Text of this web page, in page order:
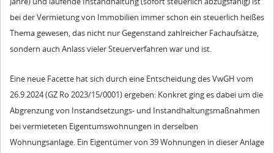
bei der Vermietung von Immobilien immer schon ein steuerlich heißes
Thema gewesen, das nicht nur Gegenstand zahlreicher Fachaufsätze,
sondern auch Anlass vieler Steuerverfahren war und ist.
Eine neue Facette hat sich durch eine Entscheidung des VwGH vom
26.9.2024 (GZ Ro 2023/15/0001) ergeben: Konkret ging es dabei um die
Abgrenzung von Instandsetzungs- und Instandhaltungsmaßnahmen
bei vermieteten Eigentumswohnungen in derselben
Wohnungsanlage. Ein Eigentümer von 39 Wohnungen in dieser Anlage